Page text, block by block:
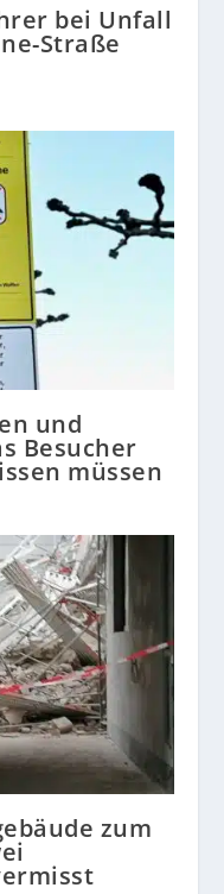
bei Unfall
Straße
und
Besucher
müssen
zum